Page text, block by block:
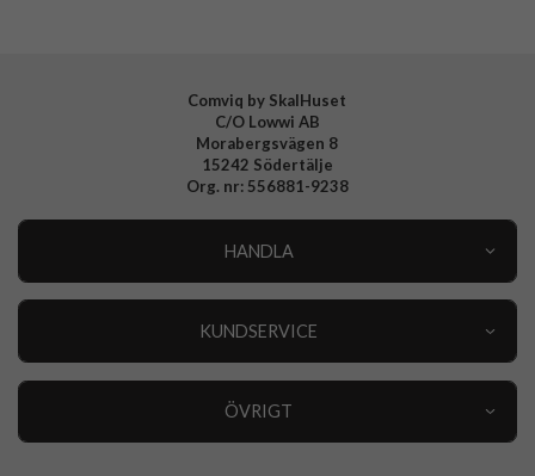
Comviq by SkalHuset
C/O Lowwi AB
Morabergsvägen 8
15242 Södertälje
Org. nr: 556881-9238
HANDLA
KUNDSERVICE
ÖVRIGT